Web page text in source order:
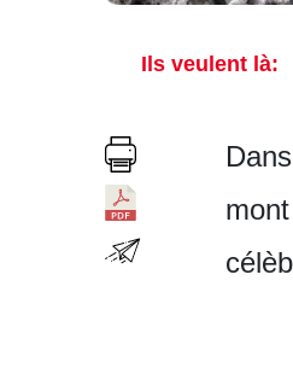
Ils veulent là: